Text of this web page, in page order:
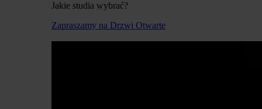
Jakie studia wybrać?
Zapraszamy na Drzwi Otwarte